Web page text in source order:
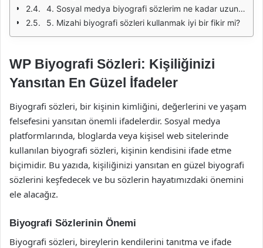
4. Sosyal medya biyografi sözlerim ne kadar uzun olmalı?
5. Mizahi biyografi sözleri kullanmak iyi bir fikir mi?
WP Biyografi Sözleri: Kişiliğinizi
Yansıtan En Güzel İfadeler
Biyografi sözleri, bir kişinin kimliğini, değerlerini ve yaşam
felsefesini yansıtan önemli ifadelerdir. Sosyal medya
platformlarında, bloglarda veya kişisel web sitelerinde
kullanılan biyografi sözleri, kişinin kendisini ifade etme
biçimidir. Bu yazıda, kişiliğinizi yansıtan en güzel biyografi
sözlerini keşfedecek ve bu sözlerin hayatımızdaki önemini
ele alacağız.
Biyografi Sözlerinin Önemi
Biyografi sözleri, bireylerin kendilerini tanıtma ve ifade